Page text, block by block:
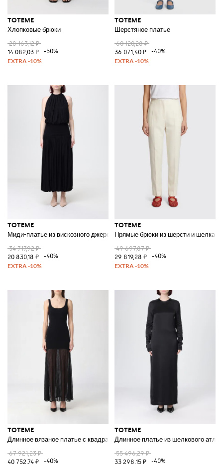
TOTEME
Хлопковые брюки
28 163,12 ₽
14 082,03 ₽
-50%
TOTEME
Шерстяное платье
60 120,28 ₽
36 071,40 ₽
-40%
TOTEME
Миди-платье из вискозного джерси
34 717,92 ₽
20 830,18 ₽
-40%
TOTEME
Прямые брюки из шерсти и шелка
49 697,87 ₽
29 819,28 ₽
-40%
TOTEME
Длинное вязаное платье с квадратным вырезом и открытыми плечами
67 921,23 ₽
40 752,74 ₽
-40%
TOTEME
Длинное платье из шелкового
55 496,29 ₽
33 298,15 ₽
-40%